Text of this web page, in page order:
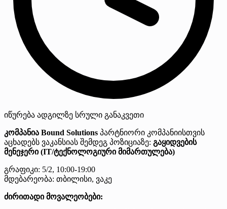
იწურება ადგილზე სრული განაკვეთი
კომპანია Bound Solutions პარტნიორი კომპანიისთვის
აცხადებს ვაკანსიას შემდეგ პოზიციაზე: გაყიდვების
მენეჯერი (IT/ტექნოლოგიური მიმართულება)
გრაფიკი: 5/2, 10:00-19:00
მდებარეობა: თბილისი, ვაკე
ძირითადი მოვალეობები: